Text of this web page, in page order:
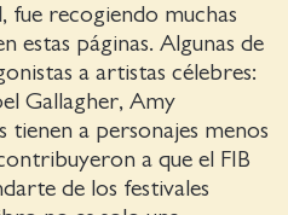
fue recogiendo muchas
estas páginas. Algunas de
a artistas célebres:
Gallagher, Amy
a personajes menos
a que el FIB
de los festivales